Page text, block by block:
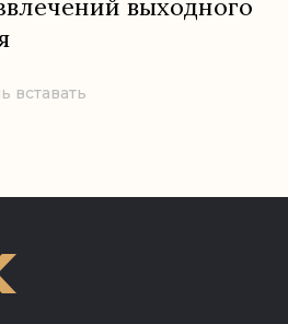
выходного
вставать